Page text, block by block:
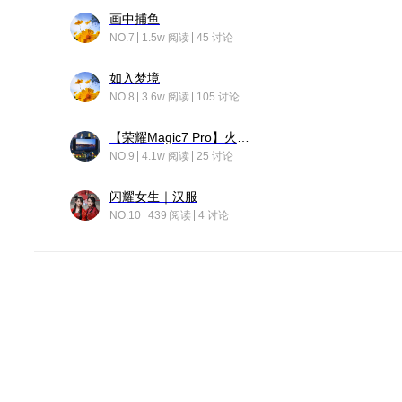
画中捕鱼
NO.7 1.5w 阅读 45 讨论
如入梦境
NO.8 3.6w 阅读 105 讨论
NO.9 4.1w 阅读 25 讨论
闪耀女生｜汉服
NO.10 439 阅读 4 讨论